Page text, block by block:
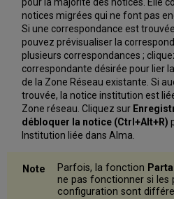
notices migrées qui ne font pas
Si une correspondance est
pouvez prévisualiser la
plusieurs correspondances ;
correspondante désirée pour lier
de la Zone Réseau existante. Si
trouvée, la notice institution est
Zone réseau. Cliquez sur
débloquer la notice (Ctrl+Alt+R)
Institution liée dans Alma.
Parfois, la fonction
ne pas fonctionner si les
configuration sont